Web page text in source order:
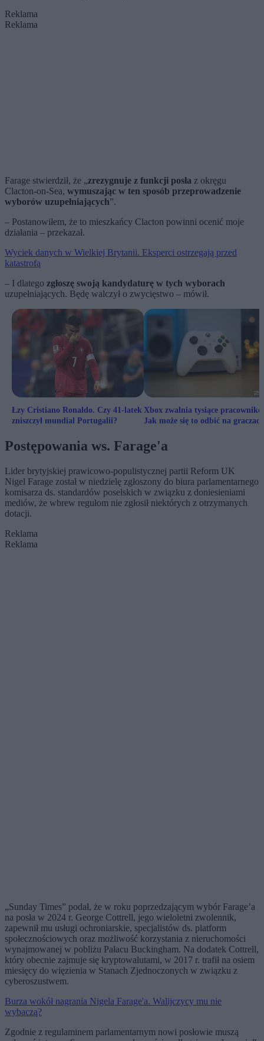
Reklama
Reklama
Farage stwierdził, że „zrezygnuje z funkcji posła z okręgu
Clacton-on-Sea, wymuszając w ten sposób przeprowadzenie
wyborów uzupełniających”.
– Postanowiłem, że to mieszkańcy Clacton powinni ocenić moje
działania – przekazał.
Wyciek danych w Wielkiej Brytanii. Eksperci ostrzegają przed
katastrofą
– I dlatego zgłoszę swoją kandydaturę w tych wyborach
uzupełniających. Będę walczył o zwycięstwo – mówił.
Łzy Cristiano Ronaldo. Czy 41-latek
zniszczył mundial Portugalii?
Xbox zwalnia tysiące
Jak może się to odbić na
Postępowania ws. Farage'a
Lider brytyjskiej prawicowo-populistycznej partii Reform UK
Nigel Farage został w niedzielę zgłoszony do biura parlamentarnego
komisarza ds. standardów poselskich w związku z doniesieniami
mediów, że wbrew regułom nie zgłosił niektórych z otrzymanych
dotacji.
Reklama
Reklama
„Sunday Times” podał, że w roku poprzedzającym wybór Farage’a
na posła w 2024 r. George Cottrell, jego wieloletni zwolennik,
zapewnił mu usługi ochroniarskie, specjalistów ds. platform
społecznościowych oraz możliwość korzystania z nieruchomości
wynajmowanej w pobliżu Pałacu Buckingham. Na dodatek Cottrell,
który obecnie zajmuje się kryptowalutami, w 2017 r. trafił na osiem
miesięcy do więzienia w Stanach Zjednoczonych w związku z
cyberoszustwem.
Burza wokół nagrania Nigela Farage'a. Walijczycy mu nie
wybaczą?
Zgodnie z regulaminem parlamentarnym nowi posłowie muszą